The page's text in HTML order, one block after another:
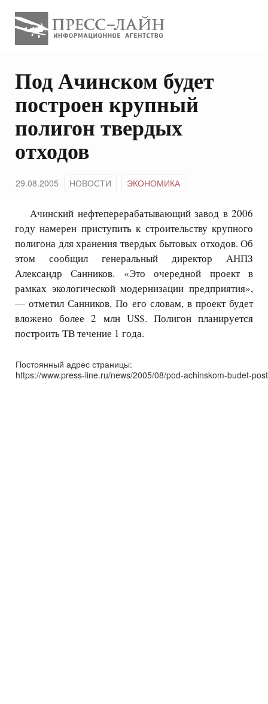
Под Ачинском будет
построен крупный
полигон твердых
отходов
29.08.2005 НОВОСТИ ЭКОНОМИКА
Ачинский нефтеперерабатывающий завод в 2006
году намерен приступить к строительству крупного
полигона для хранения твердых бытовых отходов. Об
этом сообщил генеральный директор АНПЗ
Александр Санников. «Это очередной проект в
рамках экологической модернизации предприятия»,
— отметил Санников. По его словам, в проект будет
вложено более 2 млн US$. Полигон планируется
построить ТВ течение 1 года.
Постоянный адрес страницы:
https://www.press-line.ru/news/2005/08/pod-achinskom-budet-